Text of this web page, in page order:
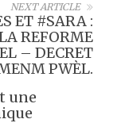
NEXT ARTICLE
ET #SARA :
REFORME
– DECRET
PWÈL.
une